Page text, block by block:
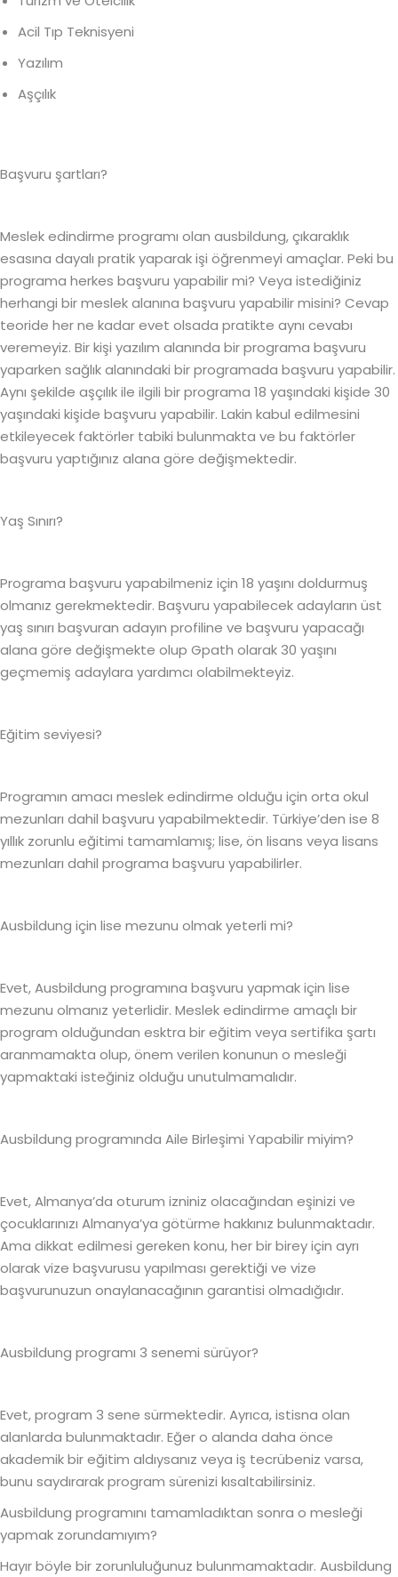
Acil Tıp Teknisyeni
Yazılım
Aşçılık
Başvuru şartları?
Meslek edindirme programı olan ausbildung, çıkaraklık
esasına dayalı pratik yaparak işi öğrenmeyi amaçlar. Peki bu
programa herkes başvuru yapabilir mi? Veya istediğiniz
herhangi bir meslek alanına başvuru yapabilir misini? Cevap
teoride her ne kadar evet olsada pratikte aynı cevabı
veremeyiz. Bir kişi yazılım alanında bir programa başvuru
yaparken sağlık alanındaki bir programada başvuru yapabilir.
Aynı şekilde aşçılık ile ilgili bir programa 18 yaşındaki kişide 30
yaşındaki kişide başvuru yapabilir. Lakin kabul edilmesini
etkileyecek faktörler tabiki bulunmakta ve bu faktörler
başvuru yaptığınız alana göre değişmektedir.
Yaş Sınırı?
Programa başvuru yapabilmeniz için 18 yaşını doldurmuş
olmanız gerekmektedir. Başvuru yapabilecek adayların üst
yaş sınırı başvuran adayın profiline ve başvuru yapacağı
alana göre değişmekte olup Gpath olarak 30 yaşını
geçmemiş adaylara yardımcı olabilmekteyiz.
Eğitim seviyesi?
Programın amacı meslek edindirme olduğu için orta okul
mezunları dahil başvuru yapabilmektedir. Türkiye’den ise 8
yıllık zorunlu eğitimi tamamlamış; lise, ön lisans veya lisans
mezunları dahil programa başvuru yapabilirler.
Ausbildung için lise mezunu olmak yeterli mi?
Evet, Ausbildung programına başvuru yapmak için lise
mezunu olmanız yeterlidir. Meslek edindirme amaçlı bir
program olduğundan esktra bir eğitim veya sertifika şartı
aranmamakta olup, önem verilen konunun o mesleği
yapmaktaki isteğiniz olduğu unutulmamalıdır.
Ausbildung programında Aile Birleşimi Yapabilir miyim?
Evet, Almanya’da oturum izniniz olacağından eşinizi ve
çocuklarınızı Almanya’ya götürme hakkınız bulunmaktadır.
Ama dikkat edilmesi gereken konu, her bir birey için ayrı
olarak vize başvurusu yapılması gerektiği ve vize
başvurunuzun onaylanacağının garantisi olmadığıdır.
Ausbildung programı 3 senemi sürüyor?
Evet, program 3 sene sürmektedir. Ayrıca, istisna olan
alanlarda bulunmaktadır. Eğer o alanda daha önce
akademik bir eğitim aldıysanız veya iş tecrübeniz varsa,
bunu saydırarak program sürenizi kısaltabilirsiniz.
Ausbildung programını tamamladıktan sonra o mesleği
yapmak zorundamıyım?
Hayır böyle bir zorunluluğunuz bulunmamaktadır. Ausbildung